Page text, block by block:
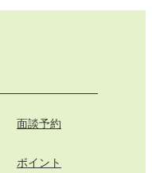
面談予約
ポイント